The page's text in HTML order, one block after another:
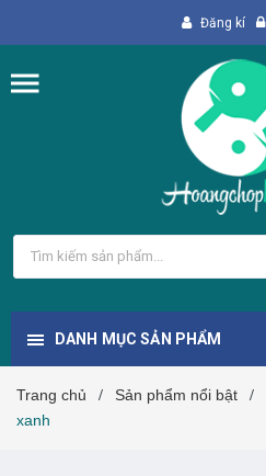
Đăng kí
DANH MỤC SẢN PHẨM
Trang chủ / Sản phẩm nổi bật /
xanh